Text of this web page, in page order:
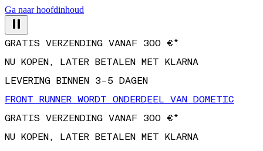
Ga naar hoofdinhoud
GRATIS VERZENDING VANAF 300 €*
NU KOPEN, LATER BETALEN MET KLARNA
LEVERING BINNEN 3–5 DAGEN
FRONT RUNNER WORDT ONDERDEEL VAN DOMETIC
GRATIS VERZENDING VANAF 300 €*
NU KOPEN, LATER BETALEN MET KLARNA